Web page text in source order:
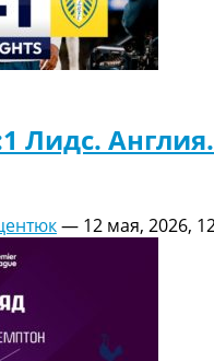
Лидс.
— 12 мая, 2026,